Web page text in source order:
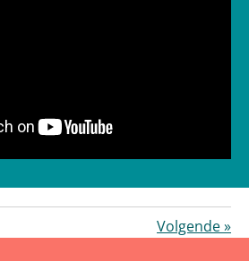
Volgende»